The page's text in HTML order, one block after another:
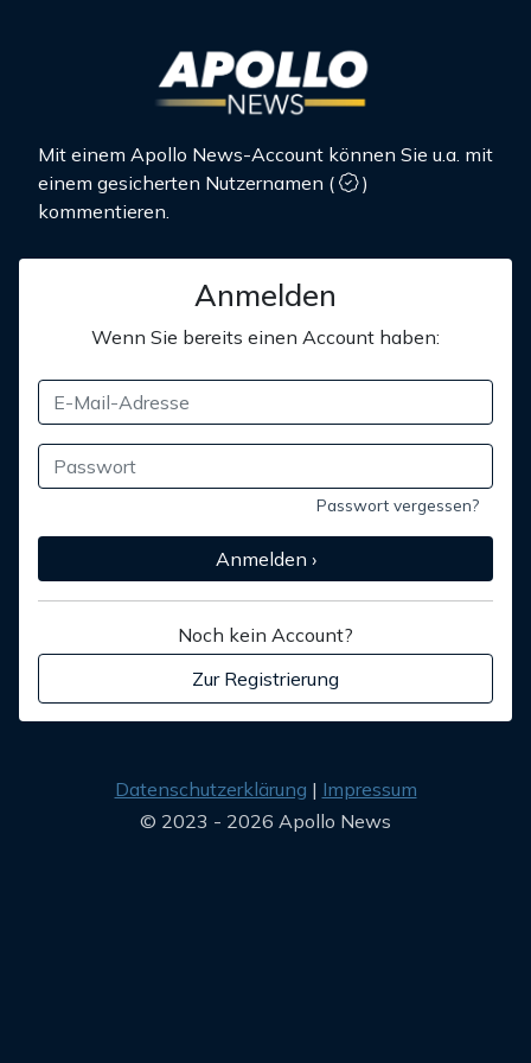
Mit einem Apollo News-Account können Sie u.a. mit
einem gesicherten Nutzernamen (
)
kommentieren.
Anmelden
Wenn Sie bereits einen Account haben:
Passwort vergessen?
Anmelden ›
Noch kein Account?
Zur Registrierung
Datenschutzerklärung
Impressum
© 2023 - 2026 Apollo News